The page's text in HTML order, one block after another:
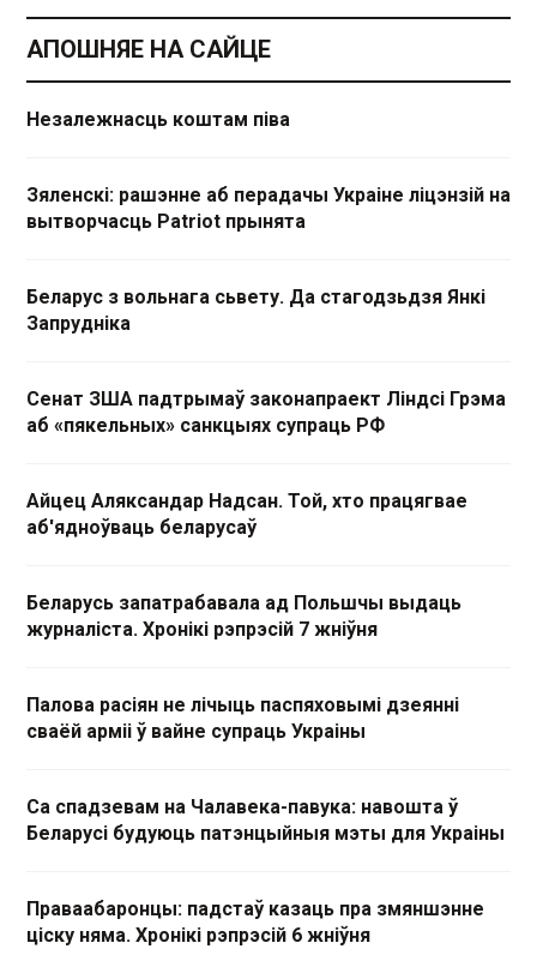
АПОШНЯЕ НА САЙЦЕ
Незалежнасць коштам піва
Зяленскі: рашэнне аб перадачы Украіне ліцэнзій на
вытворчасць Patriot прынята
Беларус з вольнага сьвету. Да стагодзьдзя Янкі
Запрудніка
Сенат ЗША падтрымаў законапраект Ліндсі Грэма
аб «пякельных» санкцыях супраць РФ
Айцец Аляксандар Надсан. Той, хто працягвае
аб'ядноўваць беларусаў
Беларусь запатрабавала ад Польшчы выдаць
журналіста. Хронікі рэпрэсій 7 жніўня
Палова расіян не лічыць паспяховымі дзеянні
сваёй арміі ў вайне супраць Украіны
Са спадзевам на Чалавека-павука: навошта ў
Беларусі будуюць патэнцыйныя мэты для Украіны
Праваабаронцы: падстаў казаць пра змяншэнне
ціску няма. Хронікі рэпрэсій 6 жніўня